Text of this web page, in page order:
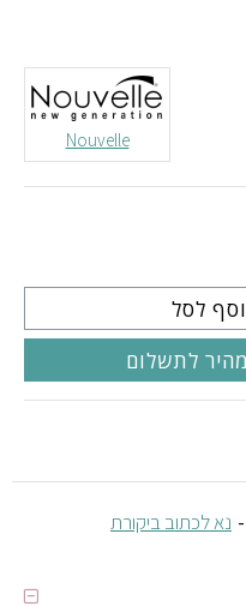
- נא לכתוב ביקורת
Nouvelle
לסל
לתשלום